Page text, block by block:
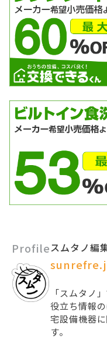
Profileスムタノ編
「スムタノ
役立ち情報
宅設備機器
す。